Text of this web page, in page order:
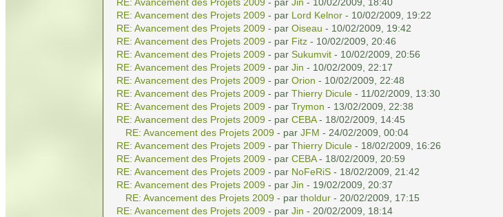
RE: Avancement des Projets 2009 - par Lord Kelnor- 10/02/2009, 19:22
RE: Avancement des Projets 2009 - par Oiseau - 10/02/2009, 19:42
RE: Avancement des Projets 2009 - par Fitz- 10/02/2009, 20:46
RE: Avancement des Projets 2009 - par Sukumvit- 10/02/2009, 20:56
RE: Avancement des Projets 2009 - par Jin - 10/02/2009, 22:17
RE: Avancement des Projets 2009 - par Orion - 10/02/2009, 22:48
RE: Avancement des Projets 2009 - par Thierry Dicule- 11/02/2009, 13:30
RE: Avancement des Projets 2009 - par Trymon - 13/02/2009, 22:38
RE: Avancement des Projets 2009 - par CEBA- 18/02/2009, 14:45
RE: Avancement des Projets 2009 - par JFM - 24/02/2009, 00:04
RE: Avancement des Projets 2009 - par Thierry Dicule- 18/02/2009, 16:26
RE: Avancement des Projets 2009 - par CEBA- 18/02/2009, 20:59
RE: Avancement des Projets 2009 - par NoFeRiS- 18/02/2009, 21:42
RE: Avancement des Projets 2009 - par Jin - 19/02/2009, 20:37
RE: Avancement des Projets 2009 - par tholdur- 20/02/2009, 17:15
RE: Avancement des Projets 2009 - par Jin - 20/02/2009, 18:14